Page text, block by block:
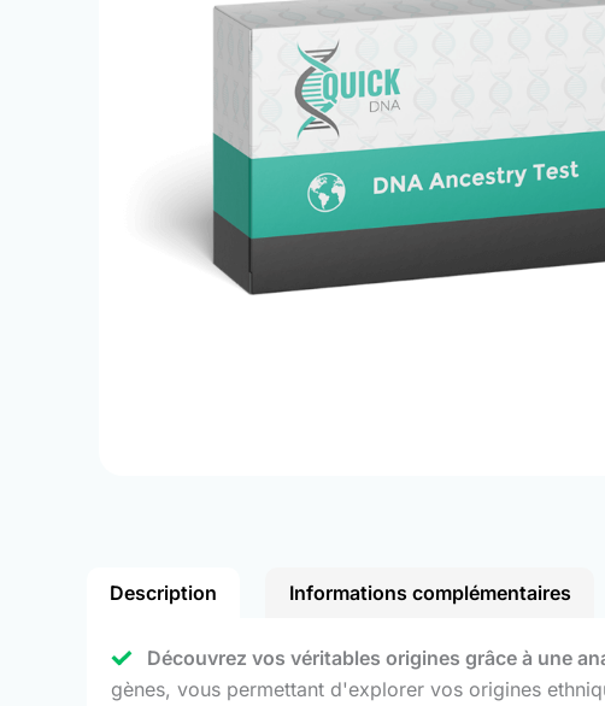
Description Informations complémentaires
Découvrez vos véritables origines grâce à une
gènes, vous permettant d'explorer vos origines